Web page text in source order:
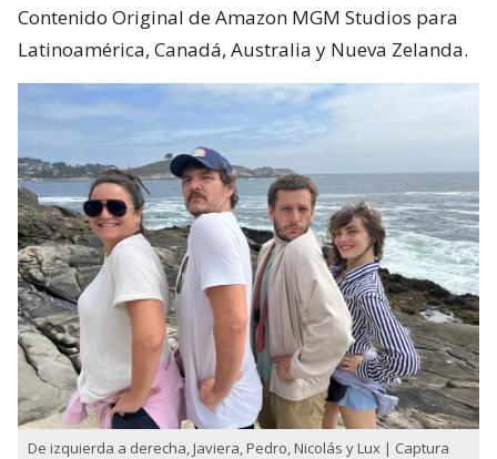
Contenido Original de Amazon MGM Studios para
Latinoamérica, Canadá, Australia y Nueva Zelanda.
De izquierda a derecha, Javiera, Pedro, Nicolás y Lux | Captura